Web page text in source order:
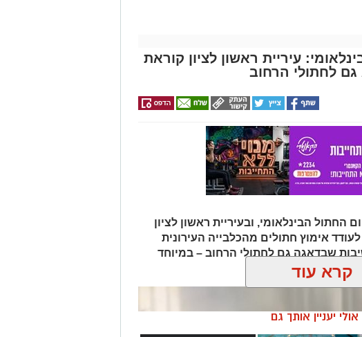
עיריית ראשון לציון קוראת
גם לחתולי הרחוב
החתול הבינלאומי, ובעיריית ראשון לציון
אימוץ חתולים מהכלבייה העירונית
שבדאגה גם לחתולי הרחוב – במיוחד
קרא עוד
אולי יעניין אותך גם